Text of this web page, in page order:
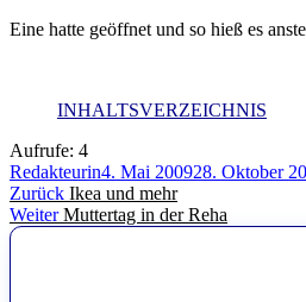
Eine hatte geöffnet und so hieß es
INHALTSVERZEICHNIS
Aufrufe: 4
Autor
RedakteurinVeröffentlicht
am
4. Mai 200928. Oktober
Beitragsnavigation
Zurück Vorheriger
Beitrag:
Ikea und mehr
Weiter Nächster
Muttertag in der Reha